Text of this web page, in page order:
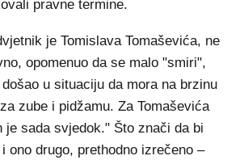
pravne termine.
je Tomislava Tomaševića, ne
opomenuo da se malo "smiri",
u situaciju da mora na brzinu
zube i pidžamu. Za Tomaševića
je sada svjedok." Što znači da bi
ono drugo, prethodno izrečeno –